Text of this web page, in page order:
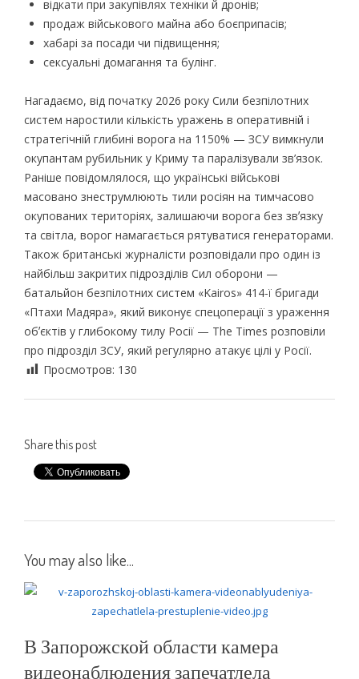
відкати при закупівлях техніки й дронів;
продаж військового майна або боєприпасів;
хабарі за посади чи підвищення;
сексуальні домагання та булінг.
Нагадаємо, від початку 2026 року Сили безпілотних
систем наростили кількість уражень в оперативній і
стратегічній глибині ворога на 1150% — ЗСУ вимкнули
окупантам рубильник у Криму та паралізували зв’язок.
Раніше повідомлялося, що українські військові
масовано знеструмлюють тили росіян на тимчасово
окупованих територіях, залишаючи ворога без звʼязку
та світла, ворог намагається рятуватися генераторами.
Також британські журналісти розповідали про один із
найбільш закритих підрозділів Сил оборони —
батальйон безпілотних систем «Kairos» 414-ї бригади
«Птахи Мадяра», який виконує спецоперації з ураження
обʼєктів у глибокому тилу Росії — The Times розповіли
про підрозділ ЗСУ, який регулярно атакує цілі у Росії.
Просмотров: 130
Share this post
You may also like...
В Запорожской области камера
видеонаблюдения запечатлела